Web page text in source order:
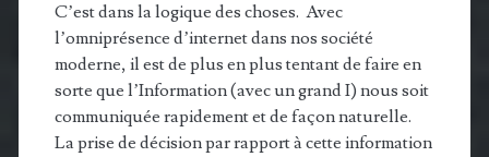
C’est dans la logique des choses. Avec
l’omniprésence d’internet dans nos société
moderne, il est de plus en plus tentant de faire en
sorte que l’Information (avec un grand I) nous soit
communiquée rapidement et de façon naturelle.
La prise de décision par rapport à cette information